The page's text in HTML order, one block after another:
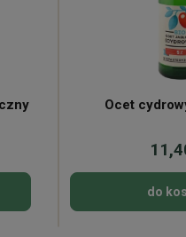
Ocet
do